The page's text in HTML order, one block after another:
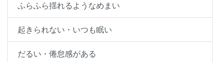
ふらふら揺れるようなめまい
起きられない・いつも眠い
だるい・倦怠感がある